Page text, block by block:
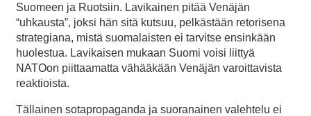
Suomeen ja Ruotsiin. Lavikainen pitää Venäjän
“uhkausta”, joksi hän sitä kutsuu, pelkästään retorisena
strategiana, mistä suomalaisten ei tarvitse ensinkään
huolestua. Lavikaisen mukaan Suomi voisi liittyä
NATOon piittaamatta vähääkään Venäjän varoittavista
reaktioista.
Tällainen sotapropaganda ja suoranainen valehtelu ei